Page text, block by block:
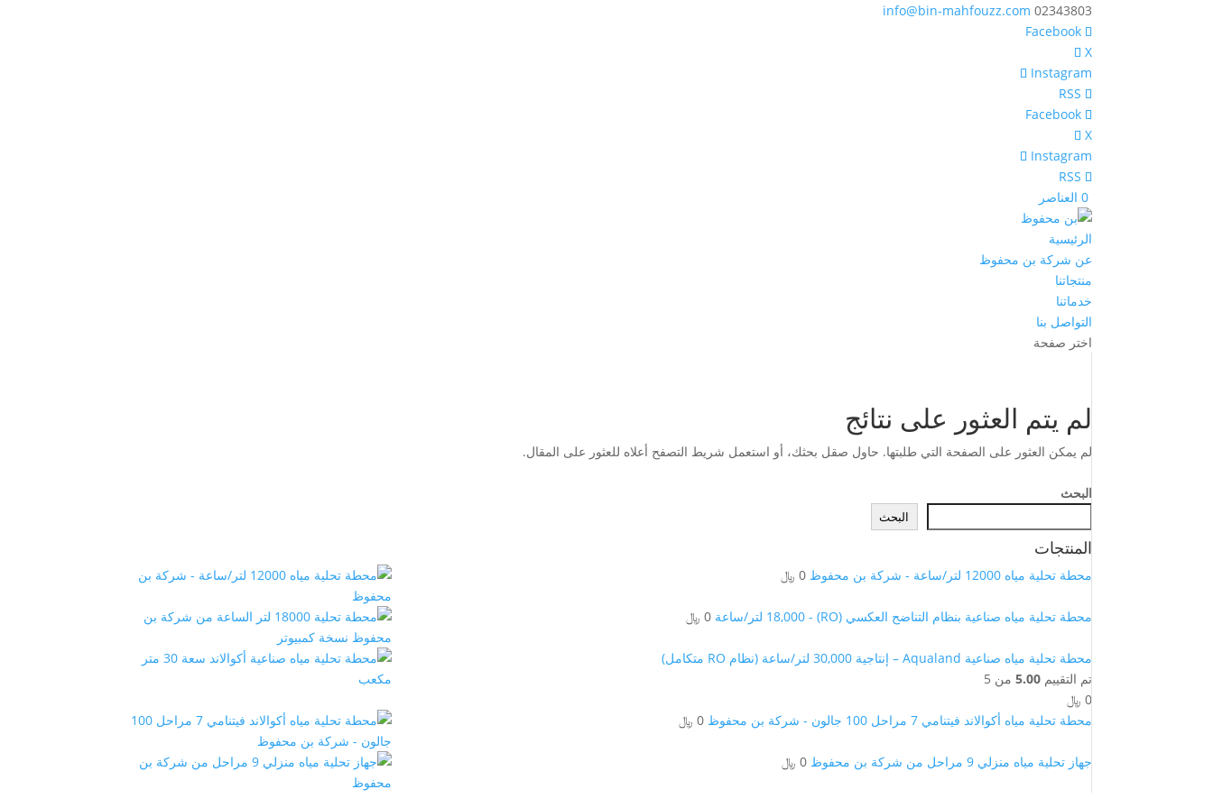
02343803
info@bin-mahfouzz.com
‏Facebook
X
Instagram
‏Facebook
X
Instagram
‏ 0 العناصر
الرئيسية
عن شركة بن محفوظ
منتجاتنا
خدماتنا
التواصل بنا
اختر صفحة
لم يتم العثور على نتائج
لم يمكن العثور على الصفحة التي طلبتها. حاول صقل بحثك، أو استعمل شريط التصفح أعلاه للعثور على المقال.
البحث
البحث
المنتجات
محطة تحلية مياه 12000 لتر/ساعة - شركة بن محفوظ 0 ﷼
محطة تحلية مياه صناعية بنظام التناضح العكسي (RO) - 18,000 لتر/ساعة 0 ﷼
محطة تحلية مياه صناعية Aqualand – إنتاجية 30,000 لتر/ساعة (نظام RO متكامل)
تم التقييم5.00 من 5
0 ﷼
محطة تحلية مياه أكوالاند فيتنامي 7 مراحل 100 جالون - شركة بن محفوظ
0 ﷼
جهاز تحلية مياه منزلي 9 مراحل من شركة بن محفوظ 0 ﷼